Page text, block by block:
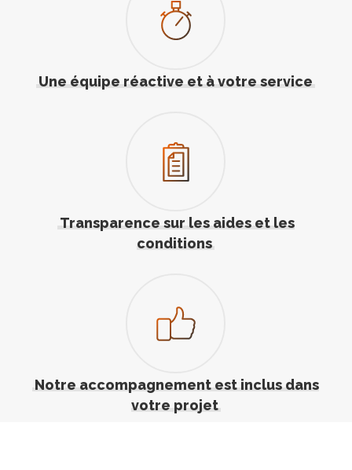
Une équipe réactive et à votre service
Transparence sur les aides et les
conditions
Notre accompagnement est inclus dans
votre projet